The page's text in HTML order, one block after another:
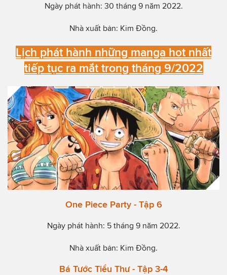
Ngày phát hành: 30 tháng 9 năm 2022.
Nhà xuất bản: Kim Đồng.
Lịch phát hành những manga hot nhất
tiếp tục ra mắt trong tháng 9/2022
One Piece Party - Tập 6
Ngày phát hành: 5 tháng 9 năm 2022.
Nhà xuất bản: Kim Đồng.
Bá Tước Tiểu Thư - Tập 3-4